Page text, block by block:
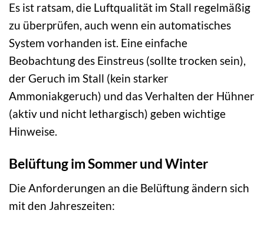
Es ist ratsam, die Luftqualität im Stall regelmäßig
zu überprüfen, auch wenn ein automatisches
System vorhanden ist. Eine einfache
Beobachtung des Einstreus (sollte trocken sein),
der Geruch im Stall (kein starker
Ammoniakgeruch) und das Verhalten der Hühner
(aktiv und nicht lethargisch) geben wichtige
Hinweise.
Belüftung im Sommer und Winter
Die Anforderungen an die Belüftung ändern sich
mit den Jahreszeiten: